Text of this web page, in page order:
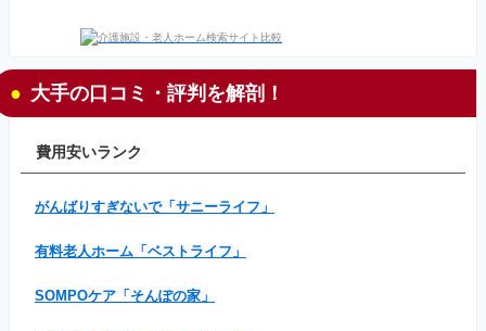
大手の口コミ・評判を解剖！
費用安いランク
がんばりすぎないで「サニーライフ」
有料老人ホーム「ベストライフ」
SOMPOケア「そんぽの家」